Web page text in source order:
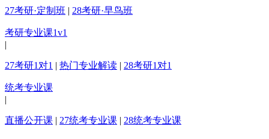
27考研·定制班 | 28考研·早鸟班
考研专业课1v1
|
27考研1对1 | 热门专业解读 | 28考研1对1
统考专业课
|
直播公开课 | 27统考专业课 | 28统考专业课